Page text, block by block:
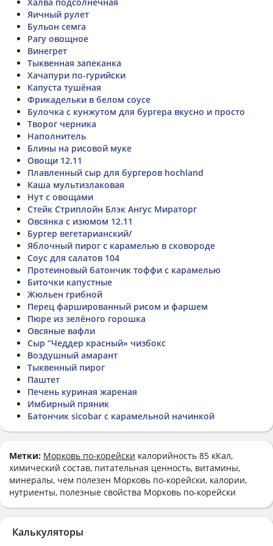
Яичный рулет
Бульон семга
Рагу овощное
Винегрет
Тыквенная запеканка
Хачапури по-гурийски
Капуста тушёная
Фрикадельки в белом соусе
Булочка с кунжутом для бургера вкусно и просто
Творог черника
Наполнитель
Блины на рисовой муке
Овощи 12.11
Плавленный сыр для бургеров hochland
Каша мультизлаковая
Нут с овощами
Стейк Стриплойн Блэк Ангус Мираторг
Овсянка с изюмом 12.11
Бургер вегетарианский/
Яблочный пирог с карамелью в сковороде
Соус для салатов 104
Протеиновый батончик тоффи с карамелью
Биточки капустные
Жюльен грибной
Перец фаршированный рисом и фаршем
Пюре из зелёного горошка
Овсяные вафли
Сыр “Чеддер красный» чизбокс
Воздушный амарант
Тыквенный пирог
Паштет
Печень куриная жареная
Имбирный пряник
Батончик sicobar с карамельной начинкой
Метки: Морковь по-корейски калорийность 85 кКал,
химический состав, питательная ценность, витамины,
минералы, чем полезен Морковь по-корейски, калории,
нутриенты, полезные свойства Морковь по-корейски
Калькуляторы